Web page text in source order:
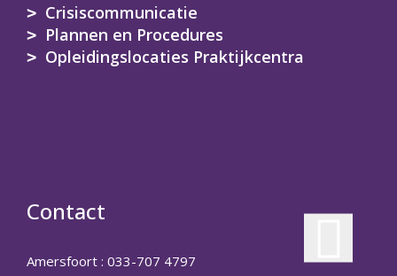
Crisiscommunicatie
Plannen en Procedures
Opleidingslocaties Praktijkcentra
Contact
Amersfoort : 033-707 4797